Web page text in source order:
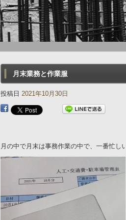
月末業務と作業服
投稿日 2021年10月30日
月の中で月末は事務作業の中で、一番忙し